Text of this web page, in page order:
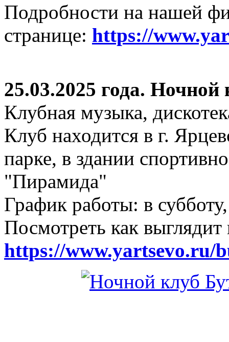
Подробности на нашей
странице: https://
25.03.2025 года.
Клубная музыка,
Клуб находится в г.
парке, в здании
"Пирамида"
График работы: в
Посмотреть как
https://www.yartsevo.ru/